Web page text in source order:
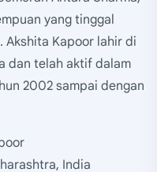
yang tinggal
Akshita Kapoor lahir di
dan telah aktif dalam
2002 sampai dengan
India